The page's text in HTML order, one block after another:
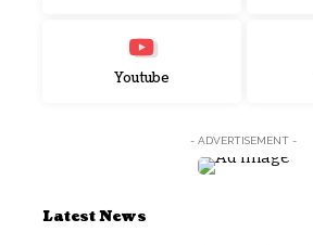
Youtube
- ADVERTISEMENT -
Latest News